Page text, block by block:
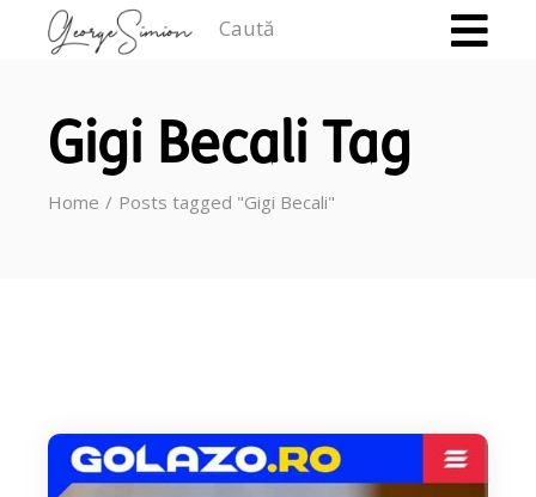
Gigi Becali Tag
Home Posts tagged "Gigi Becali"